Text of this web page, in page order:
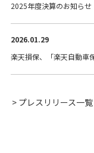
2025年度決算のお知らせ
2026.01.29
楽天損保、「楽天自動車
> プレスリリース一覧